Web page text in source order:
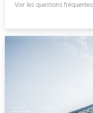
Voir les questions fréquentes.